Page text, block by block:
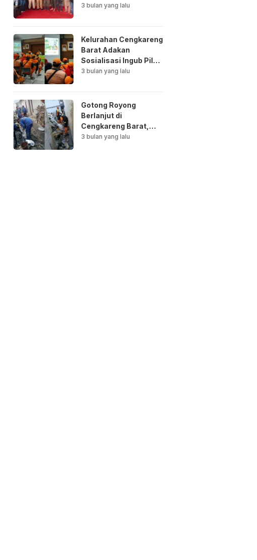
Lingkungan di Bale
3 bulan yang lalu
Kelurahan Cengkareng
Barat Adakan
Sosialisasi Ingub Pilah
Sampah Kepada PPSU
3 bulan yang lalu
Gotong Royong
Berlanjut di
Cengkareng Barat,
Saluran Air
3 bulan yang lalu